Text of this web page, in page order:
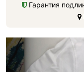
Гарантия